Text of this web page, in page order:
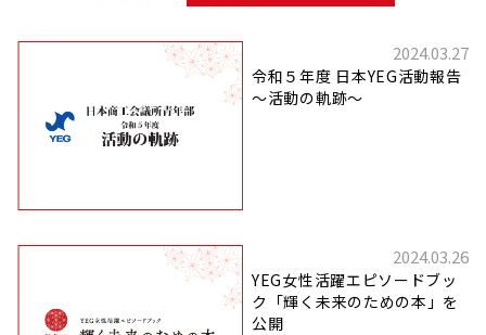
2024.03.27
令和５年度 日本YEG活動報告
～活動の軌跡～
2024.03.26
YEG女性活躍エピソードブッ
ク「輝く未来のための本」を
公開